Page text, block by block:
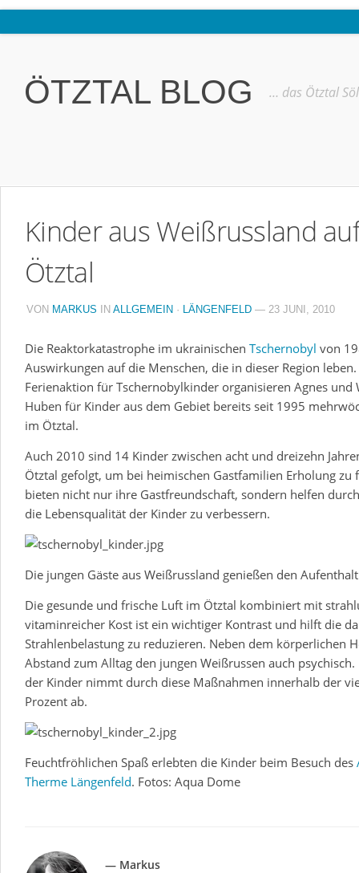
Ötztal
Interviews
Kostenloser Bustransfer ins Gletscherskigebiet von Sölden
Impressum
Kontakt
Datenschutzerklärung
ÖTZTAL BLOG … das Ötztal
Kinder aus Weißrussland
Ötztal
VON MARKUS IN ALLGEMEIN · LÄNGENFELD — 23 JUNI, 2010
Die Reaktorkatastrophe im ukrainischen Tschernobyl von
Auswirkungen auf die Menschen, die in dieser Region
Ferienaktion für Tschernobylkinder organisieren Agnes und
Huben für Kinder aus dem Gebiet bereits seit 1995
im Ötztal.
Auch 2010 sind 14 Kinder zwischen acht und dreizehn
Ötztal gefolgt, um bei heimischen Gastfamilien Erholung zu
bieten nicht nur ihre Gastfreundschaft, sondern helfen
die Lebensqualität der Kinder zu verbessern.
Die jungen Gäste aus Weißrussland genießen den
Die gesunde und frische Luft im Ötztal kombiniert mit
vitaminreicher Kost ist ein wichtiger Kontrast und hilft die
Strahlenbelastung zu reduzieren. Neben dem körperlichen
Abstand zum Alltag den jungen Weißrussen auch
der Kinder nimmt durch diese Maßnahmen innerhalb der
Prozent ab.
Feuchtfröhlichen Spaß erlebten die Kinder beim Besuch des
Therme Längenfeld. Fotos: Aqua Dome
— Markus